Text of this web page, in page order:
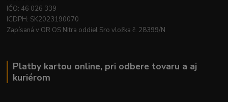
IČO: 46 026 339
ICDPH: SK2023190070
Zapísaná v OR OS Nitra oddiel Sro vložka č. 28399/N
Platby kartou online, pri odbere tovaru a aj
kuriérom